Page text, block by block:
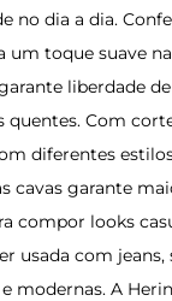
no dia a dia.
um toque suave
liberdade
quentes. Com
diferentes
cavas garante
compor looks
usada com
modernas. A